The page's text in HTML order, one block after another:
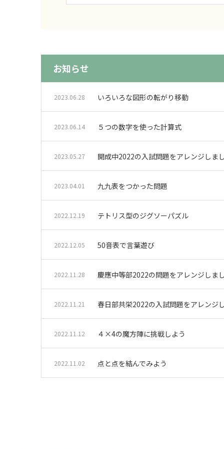
お知らせ
2023.06.28 いろいろな図形の転がり移動
2023.06.14 ５つの数字を使った計算式
2023.05.27 開成中2022の入試問題をアレンジしま
2023.04.01 九九表をつかった問題
2022.12.19 テトリス型のジグソーパズル
2022.12.05 50音表で言葉遊び
2022.11.28 慶應中等部2022の問題をアレンジしま
2022.11.21 春日部共栄2022の入試問題をアレンジ
2022.11.12 ４×4の魔方陣に挑戦しよう
2022.11.02 点と点を結んでみよう